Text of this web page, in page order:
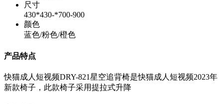
尺寸
430*430-*700-900
颜色
蓝色/粉色/橙色
产品特点
快猫成人短视频DRY-821星空追背椅是快猫成人短视频2023年
新款椅子，此款椅子采用提拉式升降